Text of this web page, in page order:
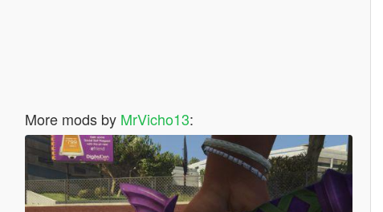
More mods by MrVicho13: